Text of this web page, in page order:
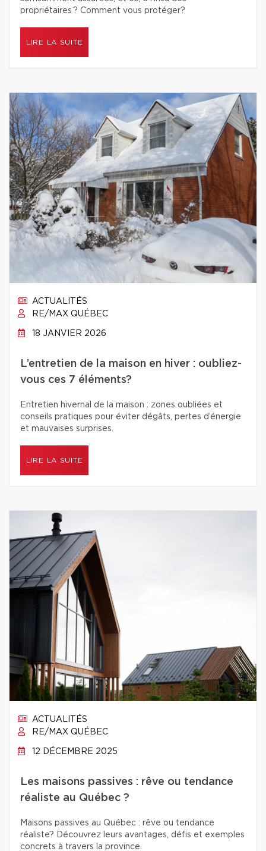
propriétaires ? Comment vous protéger?
LIRE LA SUITE
ACTUALITÉS
RE/MAX QUÉBEC
18 JANVIER 2026
L’entretien de la maison en hiver : oubliez-
vous ces 7 éléments?
Entretien hivernal de la maison : zones oubliées et
conseils pratiques pour éviter dégâts, pertes d’énergie
et mauvaises surprises.
LIRE LA SUITE
ACTUALITÉS
RE/MAX QUÉBEC
12 DÉCEMBRE 2025
Les maisons passives : rêve ou tendance
réaliste au Québec ?
Maisons passives au Québec : rêve ou tendance
réaliste? Découvrez leurs avantages, défis et exemples
concrets à travers la province.